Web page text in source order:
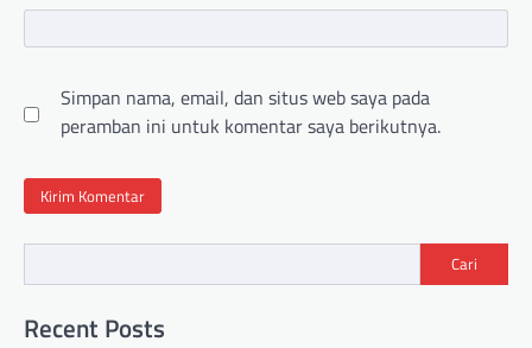
Simpan nama, email, dan situs web saya pada
peramban ini untuk komentar saya berikutnya.
Cari
Recent Posts